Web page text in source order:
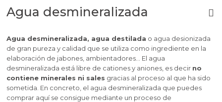
Agua desmineralizada
Agua desmineralizada, agua destilada o agua desionizada
de gran pureza y calidad que se utiliza como ingrediente en la
elaboración de jabones, ambientadores... El agua
desmineralizada está libre de cationes y aniones, es decir no
contiene minerales ni sales gracias al proceso al que ha sido
sometida. En concreto, el agua desmineralizada que puedes
comprar aquí se consigue mediante un proceso de